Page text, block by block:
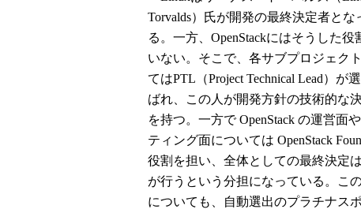
Torvalds）氏が開発の最終決定者とな
る。一方、OpenStackにはそうした役
いない。そこで、各サブプロジェク
てはPTL（Project Technical Lead）が
ばれ、この人が開発方針の技術的な
を持つ。一方で OpenStack の運営面
ティング面については OpenStack
役割を担い、全体としての最終決定
が行うという分担になっている。こ
についても、自動選出のプラチナス